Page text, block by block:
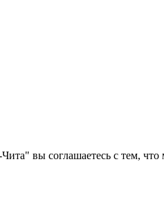
вы соглашаетесь с тем,